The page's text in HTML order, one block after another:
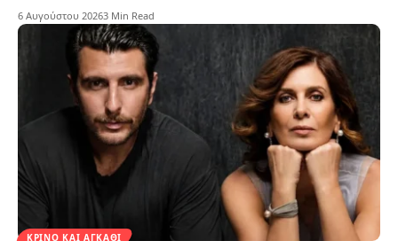
6 Αυγούστου 20263 Min Read
ΚΡΊΝΟ ΚΑΙ ΑΓΚΆΘΙ